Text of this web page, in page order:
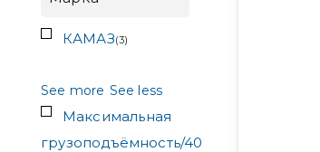
КАМАЗ(3)
See more See less
Максимальная
грузоподъёмность/40